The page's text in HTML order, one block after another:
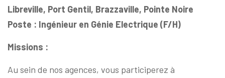
Libreville, Port Gentil, Brazzaville, Pointe Noire
Poste : Ingénieur en Génie Electrique (F/H)
Missions :
Au sein de nos agences, vous participerez à